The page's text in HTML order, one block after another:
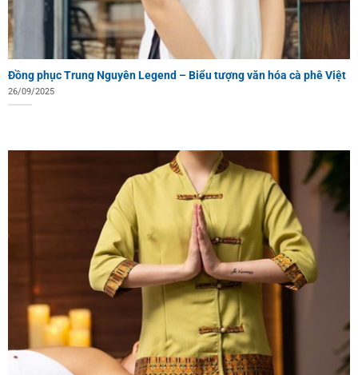
Đồng phục Trung Nguyên Legend – Biểu tượng văn hóa cà phê Việt
26/09/2025